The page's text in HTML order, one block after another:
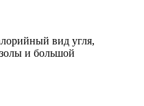
вид угля,
и большой